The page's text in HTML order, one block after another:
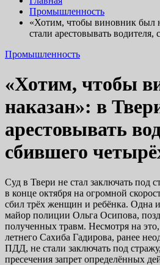
Промышленность
«Хотим, чтобы виновник был
стали арестовывать
Промышленность
«Хотим, чтобы
наказан»: в
арестовывать
сбившего
Суд в Твери не стал заключать под
в конце октября на огромной
сбил трёх женщин и ребёнка. Одна
майор полиции Ольга Осипова,
полученных травм. Несмотря на
летнего Сахиба Гадирова, ранее
ПДД, не стали заключать под
пресечения запрет определённых